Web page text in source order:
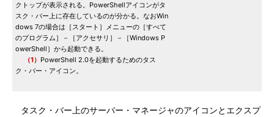
クトップが表示される。PowerShellアイコンがタ
スク・バー上に存在しているのが分かる。なおWin
dows 7の場合は［スタート］メニューの［すべて
のプログラム］－［アクセサリ］－［Windows P
owerShell］から起動できる。
（1） PowerShell 2.0を起動するためのタス
ク・バー・アイコン。
タスク・バー上のサーバー・マネージャのアイコンとエクスプ